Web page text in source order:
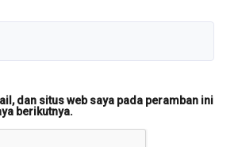
dan situs web saya pada peramban ini
berikutnya.